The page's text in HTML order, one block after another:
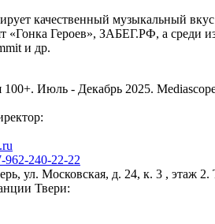
качественный музыкальный
Героев», ЗАБЕГ.РФ, а среди
и др.
100+. Июль - Декабрь 2025.
962-240-22-22
ул. Московская, д. 24, к. 3 , этаж
Твери: